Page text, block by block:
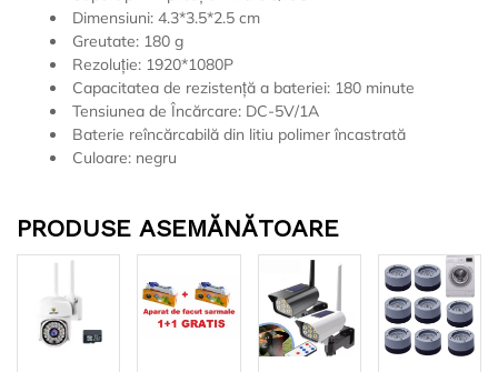
Dimensiuni: 4.3*3.5*2.5 cm
Greutate: 180 g
Rezoluție: 1920*1080P
Capacitatea de rezistență a bateriei: 180 minute
Tensiunea de Încărcare: DC-5V/1A
Baterie reîncărcabilă din litiu polimer încastrată
Culoare: negru
PRODUSE ASEMĂNĂTOARE